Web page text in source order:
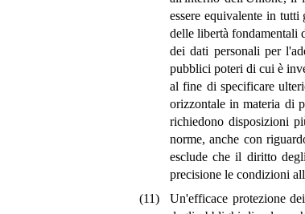
essere equivalente in
delle libertà fondamentali
dei dati personali per
pubblici poteri di cui è
al fine di specificare
orizzontale in materia di
richiedono disposizioni
norme, anche con
esclude che il diritto
precisione le condizioni
(11)
Un'efficace protezione